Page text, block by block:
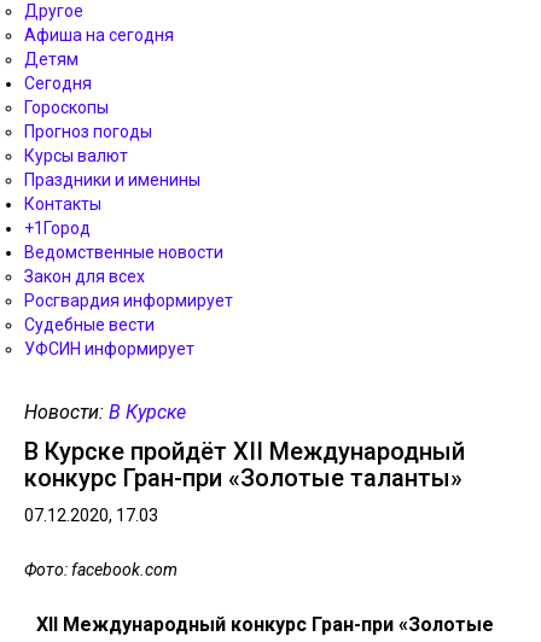
Другое
Афиша на сегодня
Детям
Сегодня
Гороскопы
Прогноз погоды
Курсы валют
Праздники и именины
Контакты
+1Город
Ведомственные новости
Закон для всех
Росгвардия информирует
Судебные вести
УФСИН информирует
Новости: В Курске
В Курске пройдёт XII Международный
конкурс Гран-при «Золотые таланты»
07.12.2020, 17.03
Фото: facebook.com
XII Международный конкурс Гран-при «Золотые